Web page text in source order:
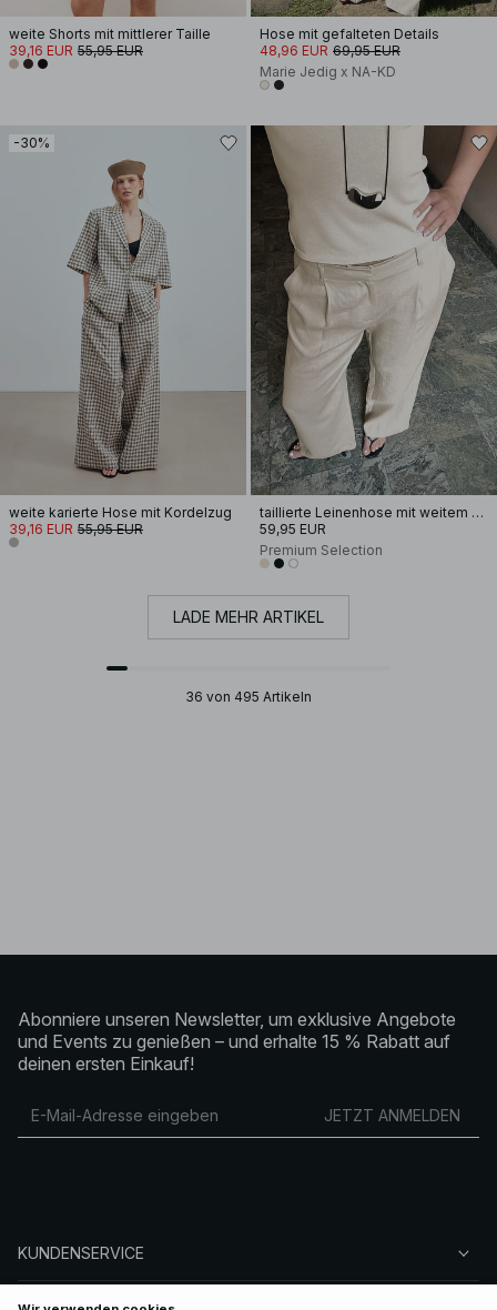
weite Shorts mit mittlerer Taille
39,16 EUR 55,95 EUR
Hose mit gefalteten Details
48,96 EUR 69,95 EUR
Marie Jedig x NA-KD
-30%
weite karierte Hose mit Kordelzug
39,16 EUR 55,95 EUR
taillierte Leinenhose mit weitem Bein
59,95 EUR
Premium Selection
LADE MEHR ARTIKEL
36 von 495 Artikeln
Abonniere unseren Newsletter, um exklusive Angebote
und Events zu genießen – und erhalte 15 % Rabatt auf
deinen ersten Einkauf!
JETZT ANMELDEN
KUNDENSERVICE